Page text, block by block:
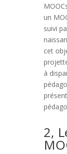
un
suivi
cet
à
2,